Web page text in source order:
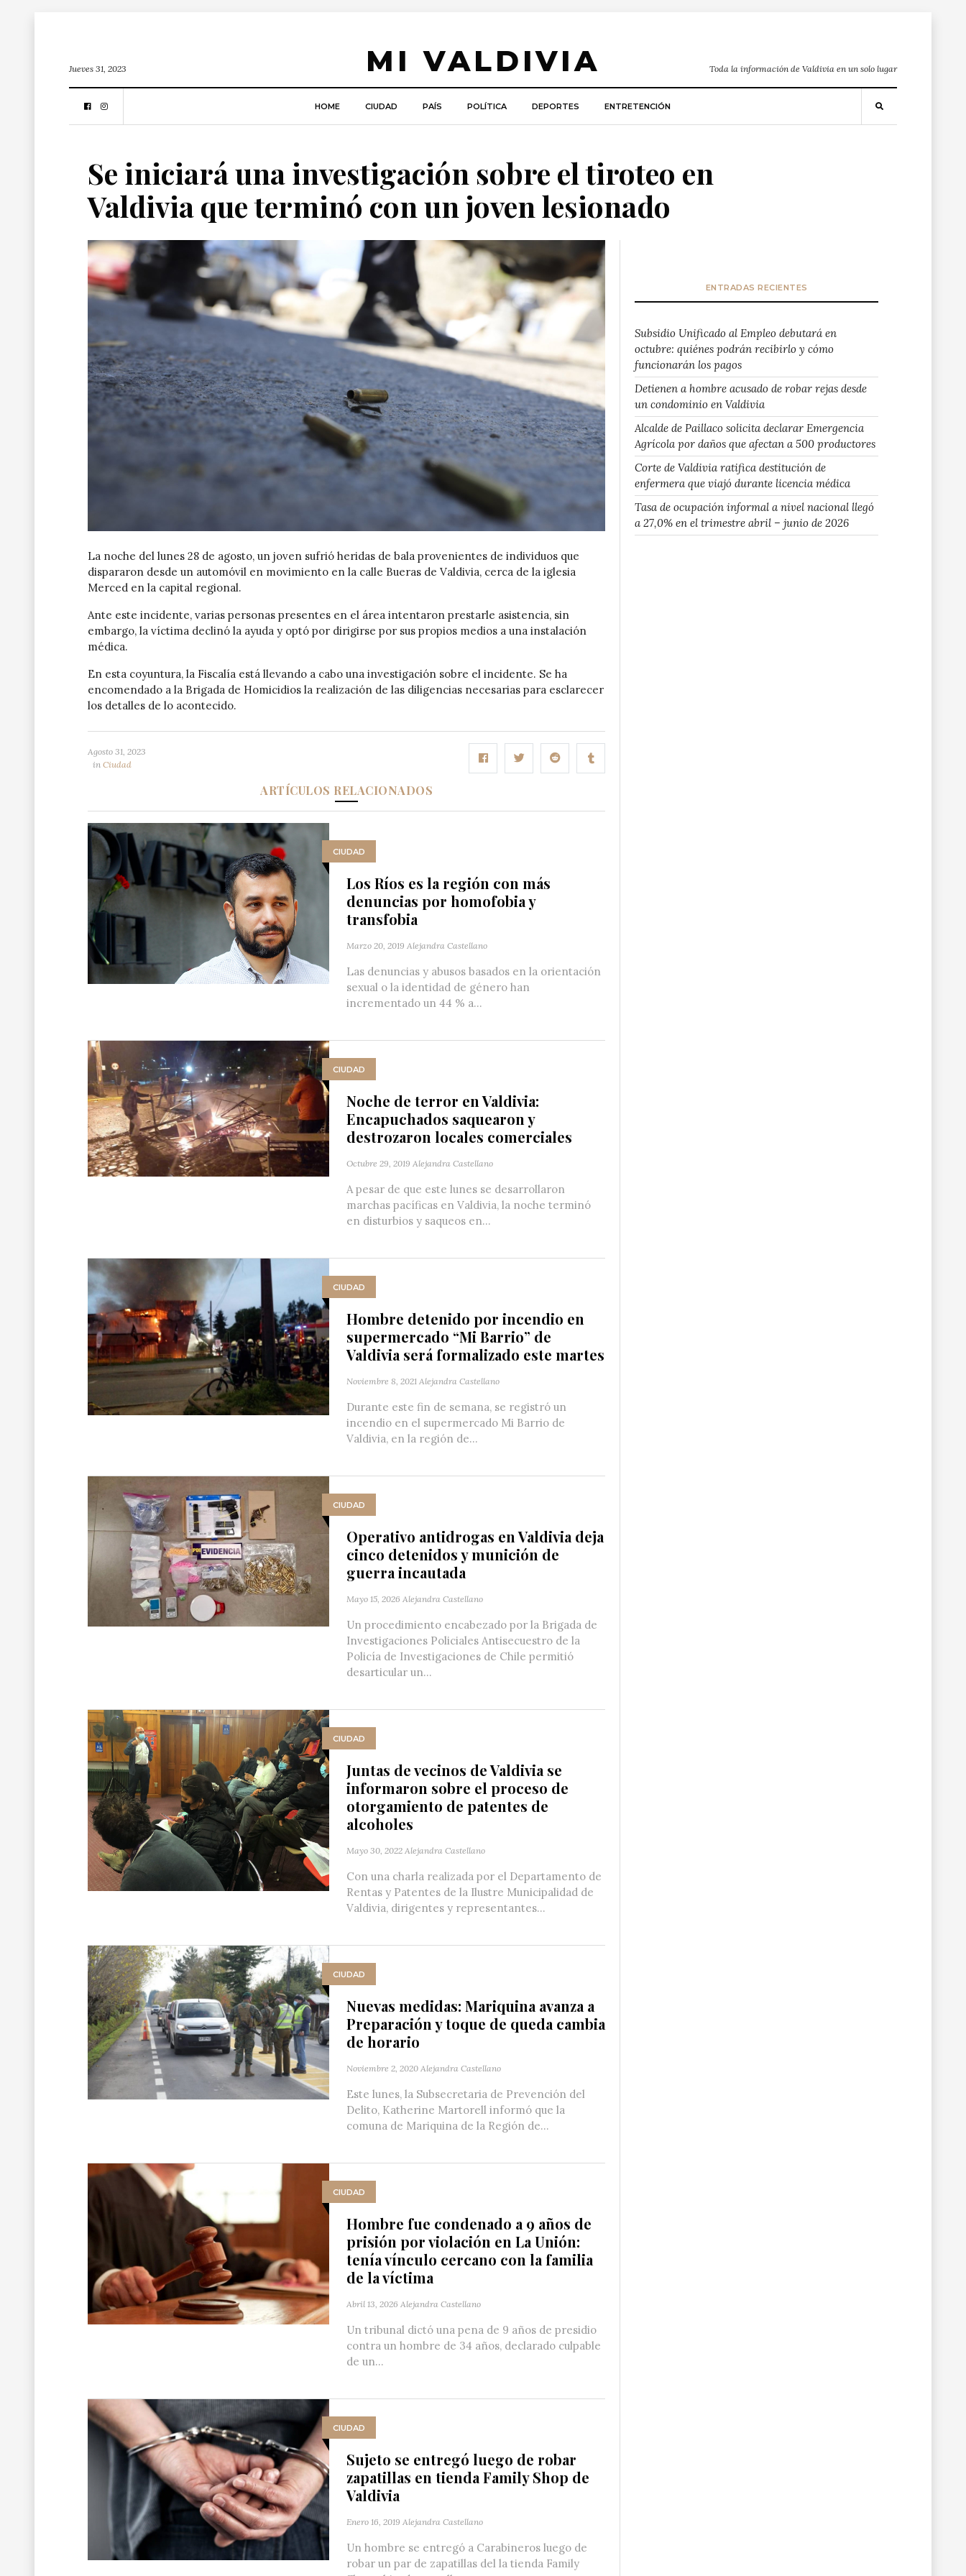
MI VALDIVIA
Jueves 31, 2023 Toda la información de Valdivia en un solo lugar
HOME CIUDAD PAÍS POLÍTICA DEPORTES ENTRETENCIÓN
Se iniciará una investigación sobre el tiroteo en
Valdivia que terminó con un joven lesionado
La noche del lunes 28 de agosto, un joven sufrió heridas de bala provenientes de individuos que
dispararon desde un automóvil en movimiento en la calle Bueras de Valdivia, cerca de la iglesia
Merced en la capital regional.
Ante este incidente, varias personas presentes en el área intentaron prestarle asistencia, sin
embargo, la víctima declinó la ayuda y optó por dirigirse por sus propios medios a una instalación
médica.
En esta coyuntura, la Fiscalía está llevando a cabo una investigación sobre el incidente. Se ha
encomendado a la Brigada de Homicidios la realización de las diligencias necesarias para esclarecer
los detalles de lo acontecido.
Agosto 31, 2023
in Ciudad
ARTÍCULOS RELACIONADOS
CIUDAD
Los Ríos es la región con más
denuncias por homofobia y
transfobia
Marzo 20, 2019 Alejandra Castellano
Las denuncias y abusos basados en la orientación
sexual o la identidad de género han
incrementado un 44 % a...
CIUDAD
Noche de terror en Valdivia:
Encapuchados saquearon y
destrozaron locales comerciales
Octubre 29, 2019 Alejandra Castellano
A pesar de que este lunes se desarrollaron
marchas pacíficas en Valdivia, la noche terminó
en disturbios y saqueos en...
CIUDAD
Hombre detenido por incendio en
supermercado “Mi Barrio” de
Valdivia será formalizado este martes
Noviembre 8, 2021 Alejandra Castellano
Durante este fin de semana, se registró un
incendio en el supermercado Mi Barrio de
Valdivia, en la región de...
CIUDAD
Operativo antidrogas en Valdivia deja
cinco detenidos y munición de
guerra incautada
Mayo 15, 2026 Alejandra Castellano
Un procedimiento encabezado por la Brigada de
Investigaciones Policiales Antisecuestro de la
Policía de Investigaciones de Chile permitió
desarticular un...
CIUDAD
Juntas de vecinos de Valdivia se
informaron sobre el proceso de
otorgamiento de patentes de
alcoholes
Mayo 30, 2022 Alejandra Castellano
Con una charla realizada por el Departamento de
Rentas y Patentes de la Ilustre Municipalidad de
Valdivia, dirigentes y representantes...
CIUDAD
Nuevas medidas: Mariquina avanza a
Preparación y toque de queda cambia
de horario
Noviembre 2, 2020 Alejandra Castellano
Este lunes, la Subsecretaria de Prevención del
Delito, Katherine Martorell informó que la
comuna de Mariquina de la Región de...
CIUDAD
Hombre fue condenado a 9 años de
prisión por violación en La Unión:
tenía vínculo cercano con la familia
de la víctima
Abril 13, 2026 Alejandra Castellano
Un tribunal dictó una pena de 9 años de presidio
contra un hombre de 34 años, declarado culpable
de un...
CIUDAD
Sujeto se entregó luego de robar
zapatillas en tienda Family Shop de
Valdivia
Enero 16, 2019 Alejandra Castellano
Un hombre se entregó a Carabineros luego de
robar un par de zapatillas del la tienda Family
ENTRADAS RECIENTES
Subsidio Unificado al Empleo debutará en
octubre: quiénes podrán recibirlo y cómo
funcionarán los pagos
Detienen a hombre acusado de robar rejas desde
un condominio en Valdivia
Alcalde de Paillaco solicita declarar Emergencia
Agrícola por daños que afectan a 500 productores
Corte de Valdivia ratifica destitución de
enfermera que viajó durante licencia médica
Tasa de ocupación informal a nivel nacional llegó
a 27,0% en el trimestre abril – junio de 2026